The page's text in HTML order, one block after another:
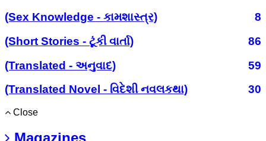
(Sex Knowledge - કામશાસ્ત્ર)
8
(Short Stories - ટૂંકી વાર્તા)
86
(Translated - અનુવાદ)
59
(Translated Novel - વિદેશી નવલકથા)
30
Close
Magazines